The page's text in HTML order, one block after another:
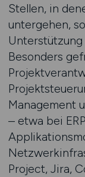
Stellen, in
untergehen,
Besonders
Management
– etwa bei
Project, Jira,